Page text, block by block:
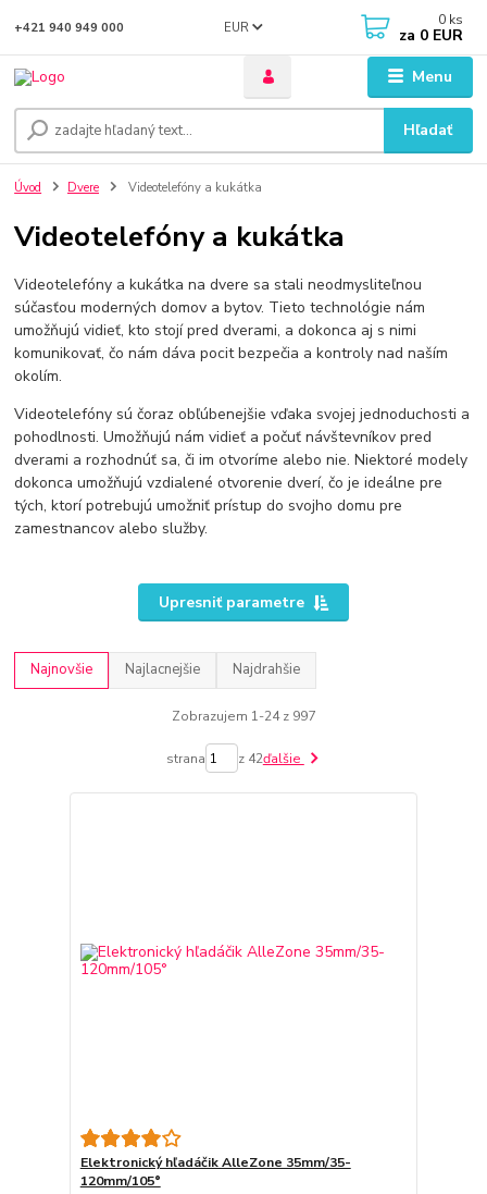
Menu
EUR
Hľadať
+421 940 949 000 0 ks
za 0 EUR
Úvod Dvere Videotelefóny a kukátka
Videotelefóny a kukátka
Videotelefóny a kukátka na dvere sa stali neodmysliteľnou
súčasťou moderných domov a bytov. Tieto technológie nám
umožňujú vidieť, kto stojí pred dverami, a dokonca aj s nimi
komunikovať, čo nám dáva pocit bezpečia a kontroly nad naším
okolím.
Videotelefóny sú čoraz obľúbenejšie vďaka svojej jednoduchosti a
pohodlnosti. Umožňujú nám vidieť a počuť návštevníkov pred
dverami a rozhodnúť sa, či im otvoríme alebo nie. Niektoré modely
dokonca umožňujú vzdialené otvorenie dverí, čo je ideálne pre
tých, ktorí potrebujú umožniť prístup do svojho domu pre
zamestnancov alebo služby.
Upresniť parametre
Najnovšie Najlacnejšie Najdrahšie
Zobrazujem 1-24 z 997
strana z 42ďalšie
Elektronický hľadáčik AlleZone 35mm/35-
120mm/105°